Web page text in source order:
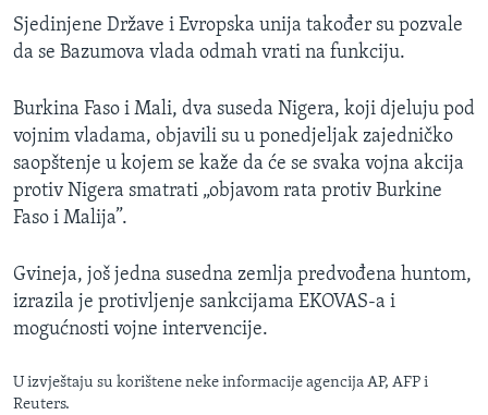
Sjedinjene Države i Evropska unija također su pozvale
da se Bazumova vlada odmah vrati na funkciju.
Burkina Faso i Mali, dva suseda Nigera, koji djeluju pod
vojnim vladama, objavili su u ponedjeljak zajedničko
saopštenje u kojem se kaže da će se svaka vojna akcija
protiv Nigera smatrati „objavom rata protiv Burkine
Faso i Malija”.
Gvineja, još jedna susedna zemlja predvođena huntom,
izrazila je protivljenje sankcijama EKOVAS-a i
mogućnosti vojne intervencije.
U izvještaju su korištene neke informacije agencija AP, AFP i
Reuters.